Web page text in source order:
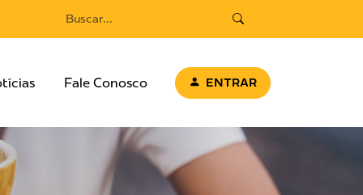
Fale Conosco ENTRAR